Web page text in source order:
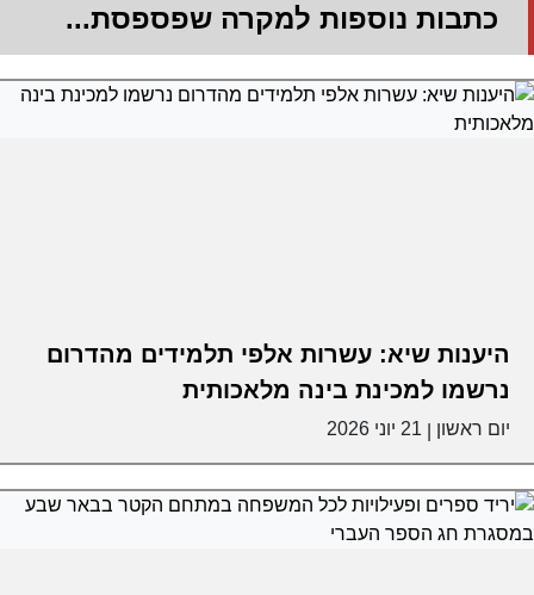
כתבות נוספות למקרה שפספסת...
היענות שיא: עשרות אלפי תלמידים מהדרום
נרשמו למכינת בינה מלאכותית
יום ראשון 21 יוני 2026